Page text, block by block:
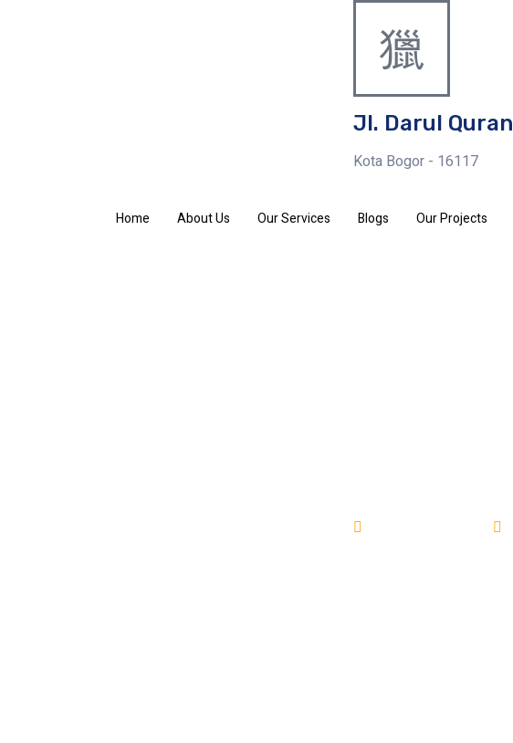
Jl. Darul Quran
Kota Bogor - 16117
Home About Us Our Services Blogs Our Projects